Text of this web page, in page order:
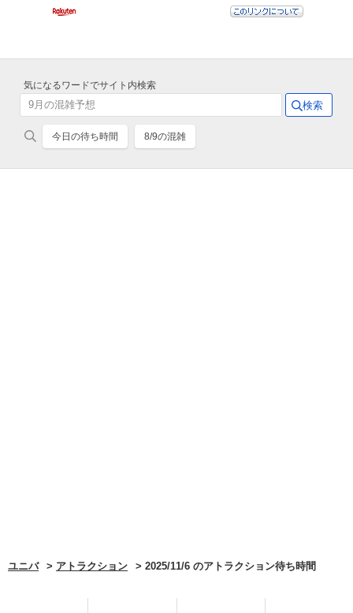
気になるワードでサイト内検索
今日の待ち時間 8/9の混雑
ユニバ アトラクション 2025/11/6 のアトラクション待ち時間